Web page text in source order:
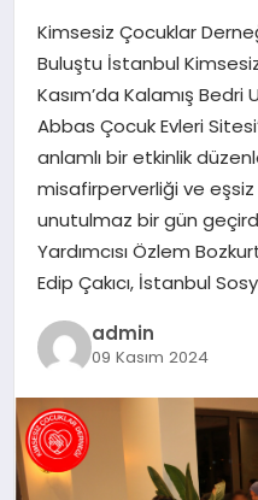
MAGAZIN
SAĞLIK
SIYASET
TEKNOLOJI
YAŞAM
Kimsesiz Çocuklar
Buluştu İstanbul
Kasım’da Kalamış Bedri
Abbas Çocuk Evleri
anlamlı bir etkinlik
misafirperverliği ve
unutulmaz bir gün
Yardımcısı Özlem
Edip Çakıcı, İstanbul
admin
09 Kasım 2024